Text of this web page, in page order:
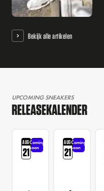
Bekijk alle artikelen
UPCOMING SNEAKERS
RELEASEKALENDER
AUG
21
Coming
soon
AUG
21
Coming
soon